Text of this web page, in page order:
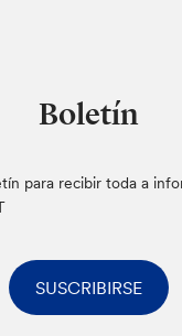
Boletín
para recibir toda a
SUSCRIBIRSE